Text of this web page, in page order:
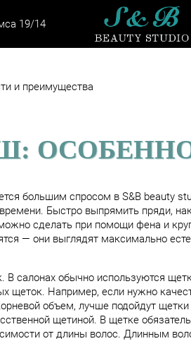
19/14
и преимущества
большим спросом в S&B beauty
Быстро выпрямить пряди,
сделать при помощи фена и
— они выглядят максимально
салонах обычно используются
щеток. Например, если нужно
объем, лучше подойдут
щетиной. В щетке
от длины волос. Длинным